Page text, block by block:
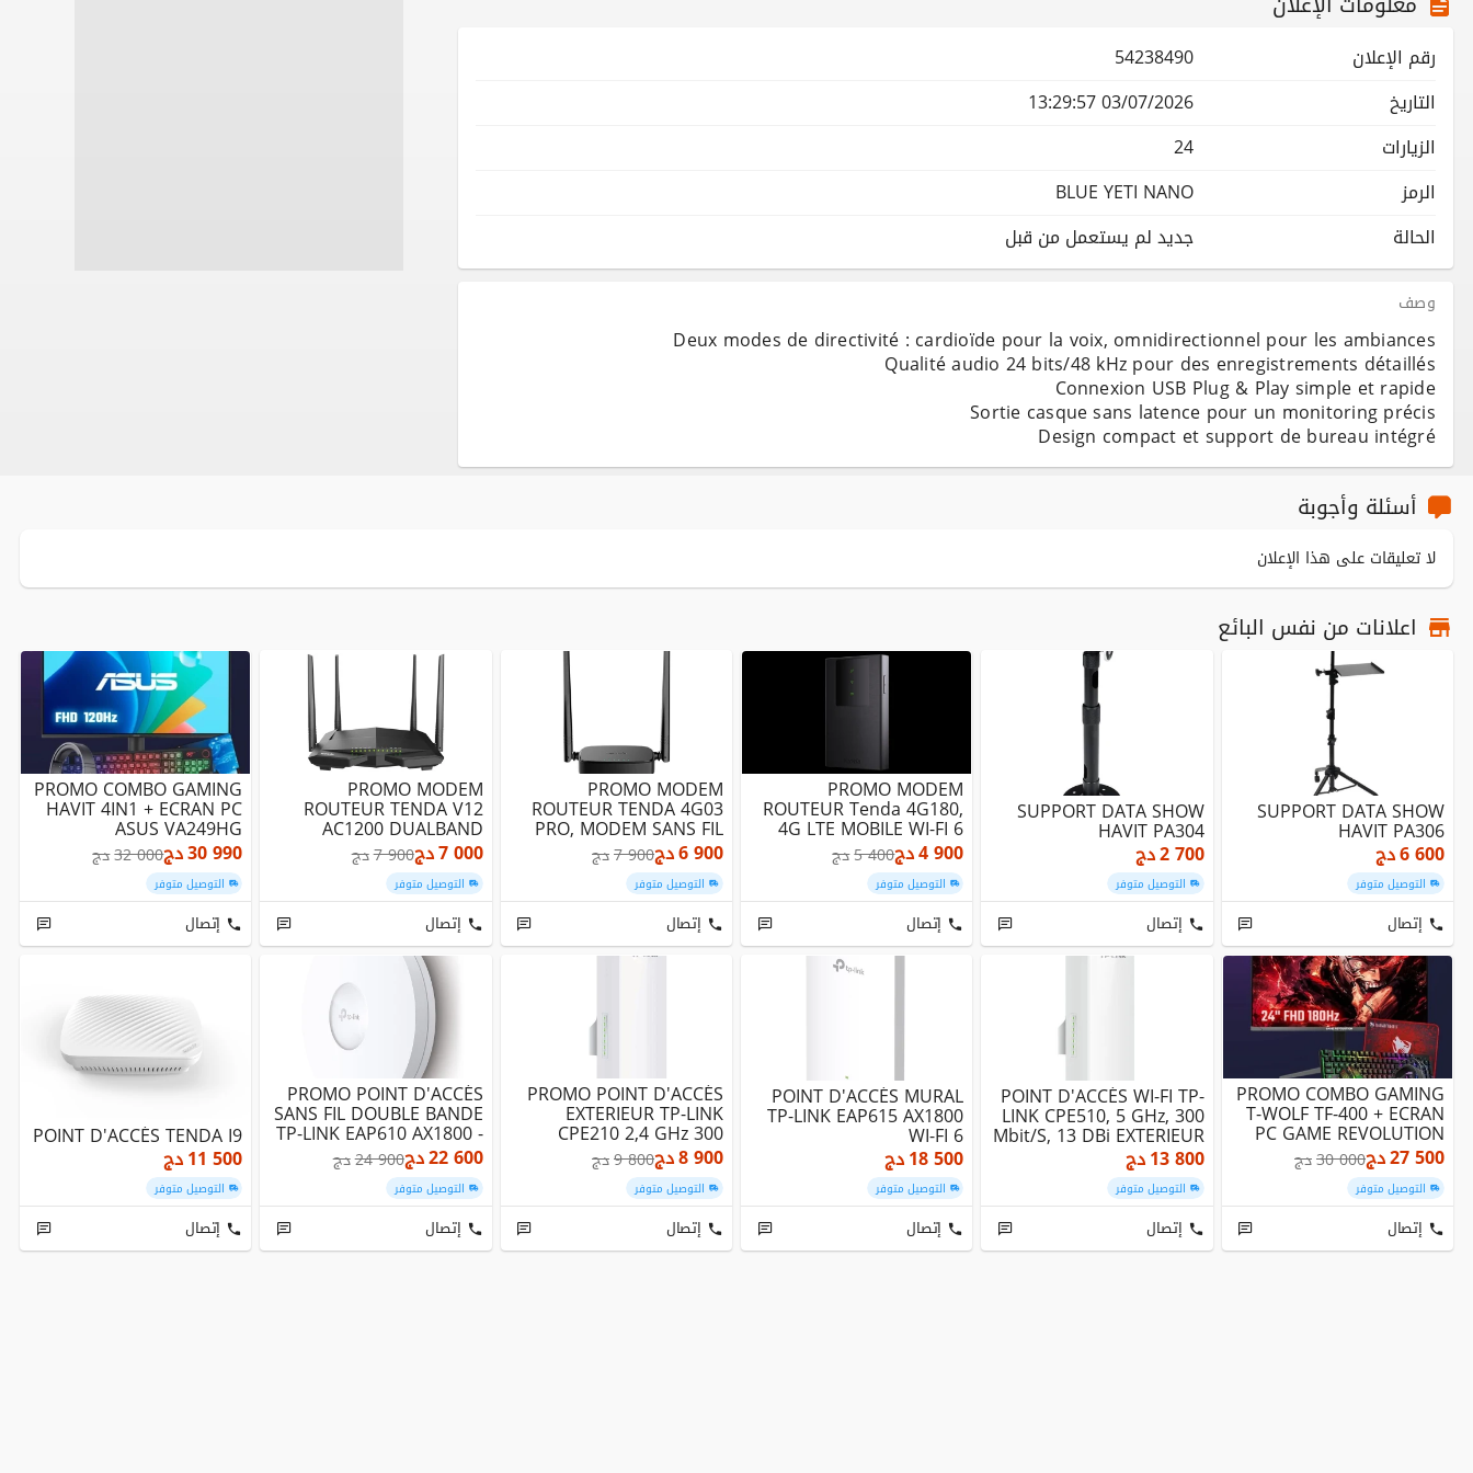
رقم الإعلان
54238490
التاريخ
03/07/2026 13:29:57
الزيارات
24
الرمز
BLUE YETI NANO
الحالة
جديد لم يستعمل من قبل
وصف
Design compact et support de bureau intégré
أسئلة وأجوبة
لا تعليقات على هذا الإعلان
اعلانات من نفس البائع
SUPPORT DATA SHOW
HAVIT PA306
6 600دج
التوصيل متوفر
إتصال
SUPPORT DATA SHOW
HAVIT PA304
2 700دج
التوصيل متوفر
إتصال
PROMO MODEM
ROUTEUR Tenda 4G180,
4G LTE MOBILE WI-FI 6
4 900دج5 400دج
التوصيل متوفر
إتصال
PROMO MODEM
ROUTEUR TENDA 4G03
PRO, MODEM SANS FIL
4G
6 900دج7 900دج
التوصيل متوفر
إتصال
PROMO MODEM
ROUTEUR TENDA V12
AC1200 DUALBAND
7 000دج7 900دج
التوصيل متوفر
إتصال
PROMO COMBO GAMING
HAVIT 4IN1 + ECRAN PC
ASUS VA249HG
30 990دج32 000دج
التوصيل متوفر
إتصال
PROMO COMBO GAMING
T-WOLF TF-400 + ECRAN
PC GAME REVOLUTION
RAGNAROK
27 500دج30 000دج
التوصيل متوفر
إتصال
POINT D'ACCÉS WI-FI TP-
LINK CPE510, 5 GHz, 300
Mbit/s, 13 DBi EXTERIEUR
13 800دج
التوصيل متوفر
إتصال
POINT D'ACCÉS MURAL
TP-LINK EAP615 AX1800
WI-FI 6
18 500دج
التوصيل متوفر
إتصال
PROMO POINT D'ACCÉS
EXTERIEUR TP-LINK
CPE210 2,4 GHz 300
Mbps 9 DBi
8 900دج9 800دج
التوصيل متوفر
إتصال
PROMO POINT D'ACCÉS
SANS FIL DOUBLE BANDE
TP-LINK EAP610 AX1800 -
PLAFONNIER
22 600دج24 900دج
التوصيل متوفر
إتصال
POINT D'ACCÉS TENDA I9
11 500دج
التوصيل متوفر
إتصال